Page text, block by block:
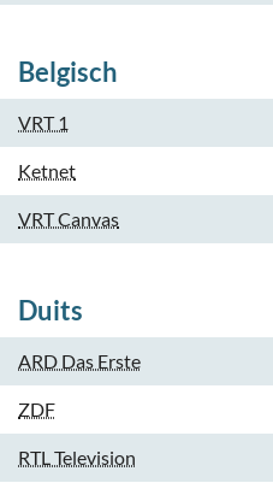
Belgisch
VRT 1
Ketnet
VRT Canvas
Duits
ARD Das Erste
ZDF
RTL Television